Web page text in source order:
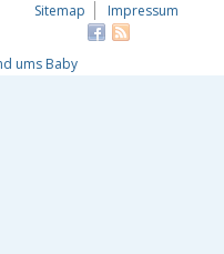
Sitemap Impressum
ums Baby